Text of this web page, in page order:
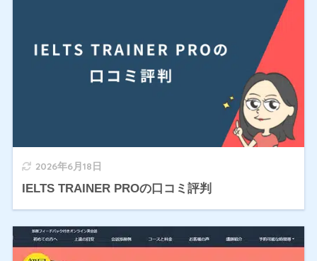
2026年6月18日
IELTS TRAINER PROの口コミ評判